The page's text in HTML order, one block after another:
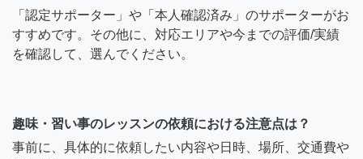
「認定サポーター」や「本人確認済み」のサポーターがお
すすめです。その他に、対応エリアや今までの評価/実績
を確認して、選んでください。
趣味・習い事のレッスンの依頼における注意点は？
事前に、具体的に依頼したい内容や日時、場所、交通費や